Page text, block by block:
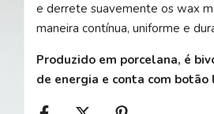
e derrete suavemente os wax
maneira contínua, uniforme e
Produzido em porcelana, é
de energia e conta com